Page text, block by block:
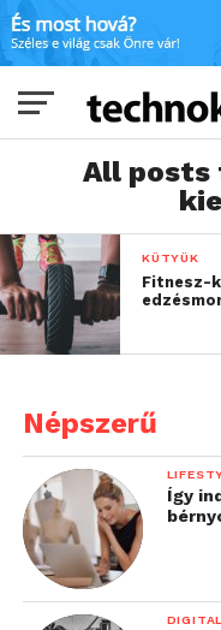
All posts
KÜTYÜK
Fitnesz-
Népszerű
Így